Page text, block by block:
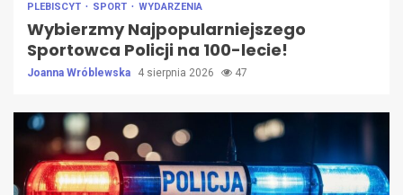
PLEBISCYT SPORT WYDARZENIA
Wybierzmy Najpopularniejszego
Sportowca Policji na 100-lecie!
Joanna Wróblewska 4 sierpnia 2026 47